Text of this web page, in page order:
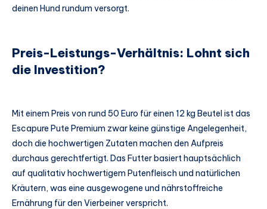
deinen Hund rundum versorgt.
Preis-Leistungs-Verhältnis: Lohnt sich
die Investition?
Mit einem Preis von rund 50 Euro für einen 12 kg Beutel ist das
Escapure Pute Premium zwar keine günstige Angelegenheit,
doch die hochwertigen Zutaten machen den Aufpreis
durchaus gerechtfertigt. Das Futter basiert hauptsächlich
auf qualitativ hochwertigem Putenfleisch und natürlichen
Kräutern, was eine ausgewogene und nährstoffreiche
Ernährung für den Vierbeiner verspricht.